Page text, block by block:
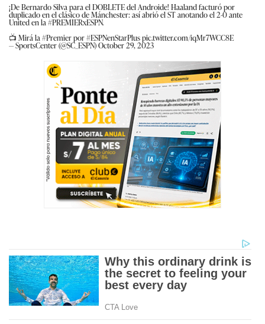
¡De Bernardo Silva para el DOBLETE del Androide! Haaland facturó por
duplicado en el clásico de Mánchester: así abrió el ST anotando el 2-0 ante
United en la #PREMIERxESPN.
📺 Mirá la #Premierpor#ESPNenStarPluspic.twitter.com/iqMr7WCC8E
— SportsCenter (@SC_ESPN)October 29, 2023